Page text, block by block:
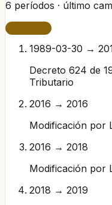
6 períodos · último
1989-03-30 →
Decreto 624 de
Tributario
2016 → 2016
Modificación por
2016 → 2018
Modificación por
2018 → 2019